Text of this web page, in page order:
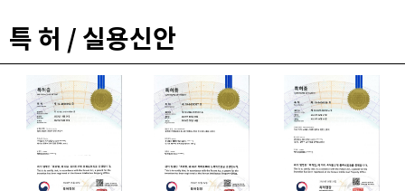
특 허 / 실용신안